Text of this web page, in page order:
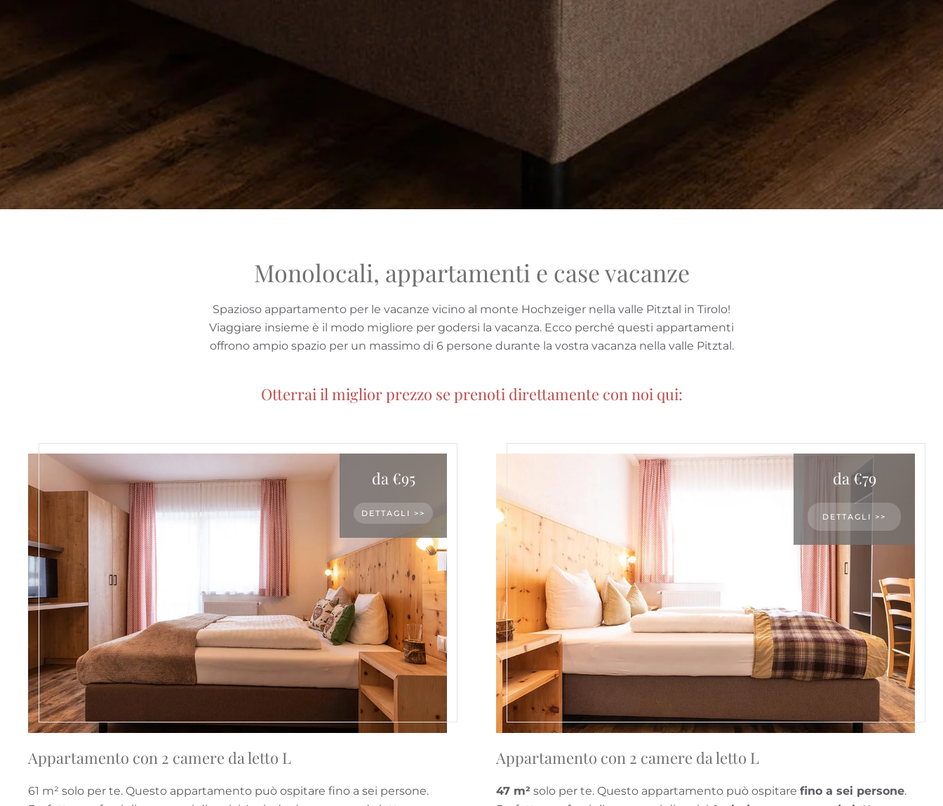
Monolocali, appartamenti e case vacanze
Spazioso appartamento per le vacanze vicino al monte Hochzeiger nella valle Pitztal in Tirolo!
Viaggiare insieme è il modo migliore per godersi la vacanza. Ecco perché questi appartamenti
offrono ampio spazio per un massimo di 6 persone durante la vostra vacanza nella valle Pitztal.
Otterrai il miglior prezzo se prenoti direttamente con noi qui:
da €95
DETTAGLI >>
Appartamento con 2 camere da letto L
61 m² solo per te. Questo appartamento può ospitare fino a sei persone.
da €79
DETTAGLI >>
Appartamento con 2 camere da letto L
47 m² solo per te. Questo appartamento può ospitare fino a sei persone.